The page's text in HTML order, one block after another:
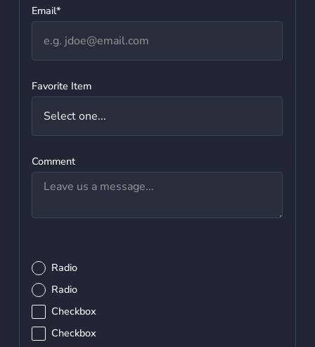
Email*
Favorite Item
Comment
Radio
Radio
Checkbox
Checkbox